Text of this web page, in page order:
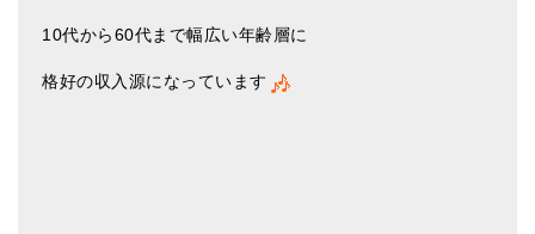
10代から60代まで幅広い年齢層に
格好の収入源になっています